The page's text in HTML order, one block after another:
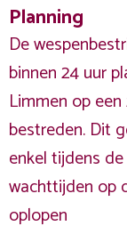
Planning
De
binnen 24 uur
Limmen op
bestreden. Dit
enkel tijdens
wachttijden op
oplopen